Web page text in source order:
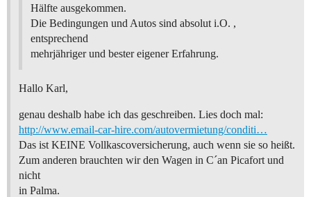
Hälfte ausgekommen.
Die Bedingungen und Autos sind absolut i.O. ,
entsprechend
mehrjähriger und bester eigener Erfahrung.
Hallo Karl,
genau deshalb habe ich das geschreiben. Lies doch mal:
http://www.email-car-hire.com/autovermietung/conditi…
Das ist KEINE Vollkascoversicherung, auch wenn sie so heißt.
Zum anderen brauchten wir den Wagen in C´an Picafort und
nicht
in Palma.